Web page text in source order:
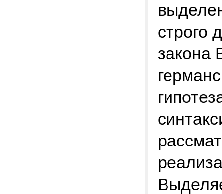
строго
закона